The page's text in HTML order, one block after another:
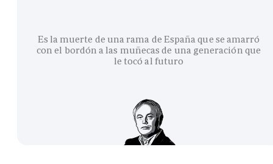
Es la muerte de una rama de España que se amarró
con el bordón a las muñecas de una generación que
le tocó al futuro